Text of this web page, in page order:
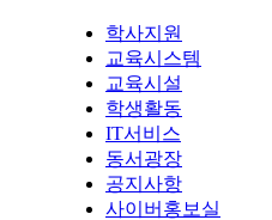
학사지원
교육시스템
교육시설
학생활동
IT서비스
동서광장
공지사항
사이버홍보실